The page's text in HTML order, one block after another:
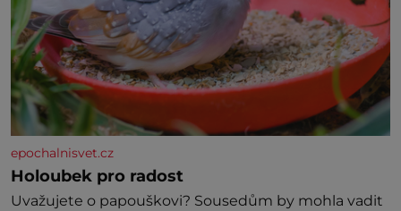
epochalnisvet.cz
Holoubek pro radost
Uvažujete o papouškovi? Sousedům by mohla vadit